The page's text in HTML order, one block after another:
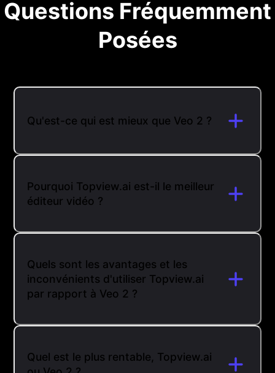
Questions Fréquemment
Posées
Qu'est-ce qui est mieux que Veo 2 ?
Pourquoi Topview.ai est-il le meilleur
éditeur vidéo ?
Quels sont les avantages et les
inconvénients d'utiliser Topview.ai
par rapport à Veo 2 ?
Quel est le plus rentable, Topview.ai